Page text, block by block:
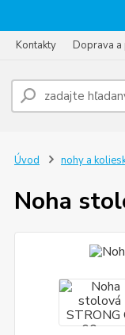
Kontakty Doprava
Úvod nohy a
Noha